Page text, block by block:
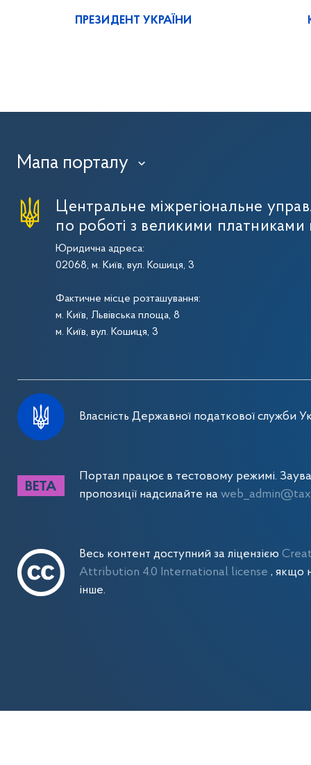
ПРЕЗИДЕНТ УКРАЇНИ
Мапа порталу ›
Центральне міжрегіональне
по роботі з великими платниками
Юридична адреса:
02068, м. Київ, вул. Кошиця, 3
Фактичне місце розташування:
м. Київ, Львівська площа, 8
м. Київ, вул. Кошиця, 3
Власність Державної податкової служби
Портал працює в тестовому режимі.
пропозиції надсилайте на
Весь контент доступний за ліцензією
Attribution 4.0 International license, якщо
інше.